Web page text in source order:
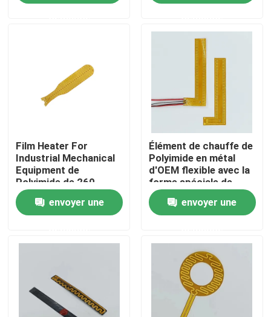
Au sujet de nous
Visite d'usine
Contrôle de qualité
Nouvelles
Demandez une citation
Appareil de chauffage flexible de film
Appareil de chauffage de film de pi
Film Heater For
Industrial Mechanical
Equipment de
Polyimide de 260
degrés
envoyer une
Élément de chauffe de
Polyimide en métal
d'OEM flexible avec la
forme spéciale de
couleur noire jaune
envoyer une